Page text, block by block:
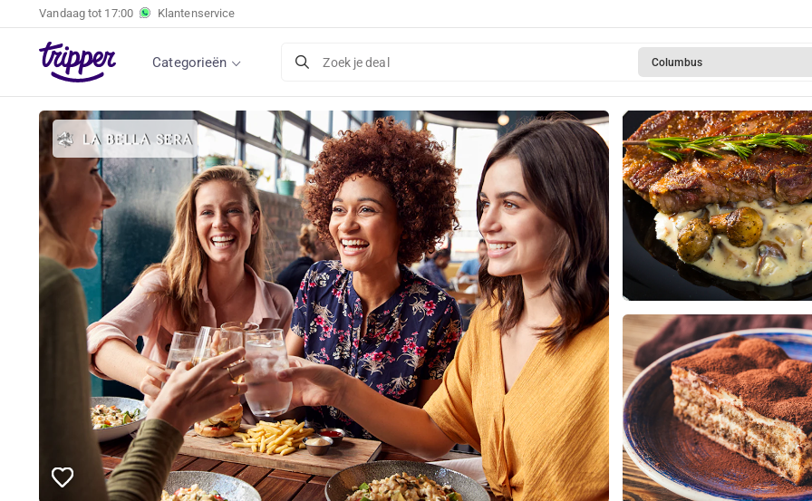
Vandaag tot 17:00 Klantenservice
Categorieën Zoek je deal Columbus